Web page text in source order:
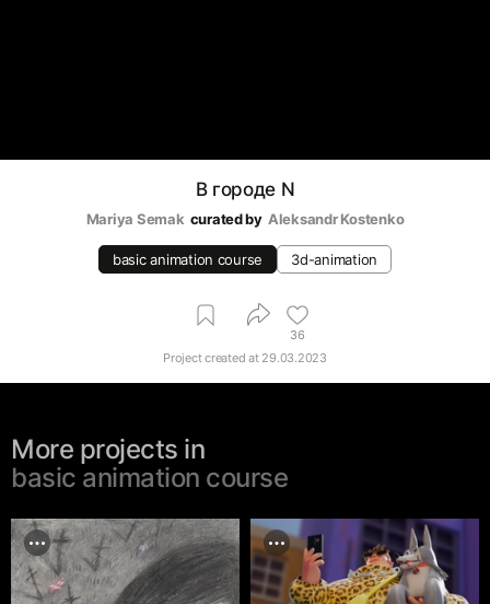
В городе N
Mariya Semak curated by Аleksandr Kostenko
basic animation course 3d-animation
36
Project created at 29.03.2023
More projects in
basic animation course